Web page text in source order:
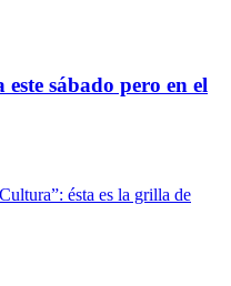
sábado pero en el